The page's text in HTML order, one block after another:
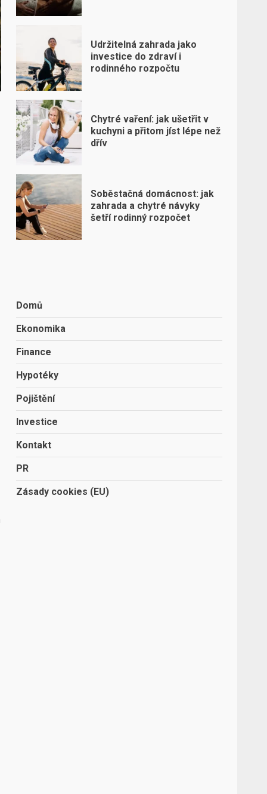
Udržitelná zahrada jako
investice do zdraví i
rodinného rozpočtu
Chytré vaření: jak ušetřit v
kuchyni a přitom jíst lépe než
dřív
Soběstačná domácnost: jak
zahrada a chytré návyky
šetří rodinný rozpočet
Domů
Ekonomika
Finance
Hypotéky
Pojištění
Investice
Kontakt
PR
Zásady cookies (EU)